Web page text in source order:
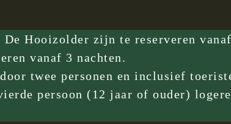
Hooizolder zijn te reserveren
vanaf 3 nachten.
twee personen en inclusief
persoon (12 jaar of ouder)